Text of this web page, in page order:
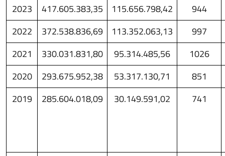
2023
417.605.383,35 115.656.798,42
944
2022
372.538.836,69 113.352.063,13
997
2021
330.031.831,80 95.314.485,56
1026
2020
293.675.952,38 53.317.130,71
851
2019
285.604.018,09 30.149.591,02 741